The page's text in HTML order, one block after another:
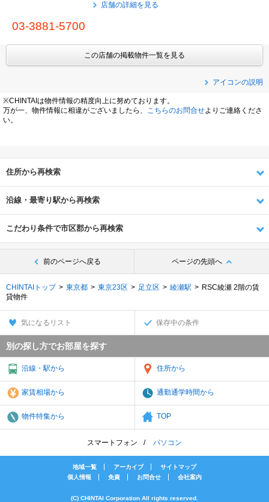
店舗の詳細を見る
03-3881-5700
この店舗の掲載物件一覧を見る
アイコンの説明
※CHINTAIは物件情報の精度向上に努めております。
万が一、物件情報に相違がございましたら、
こちらのお問合せよりご連絡くださ
い。
住所から再検索
沿線・最寄り駅から再検索
こだわり条件で市区郡から再検索
前のページへ戻る ページの先頭へ
CHINTAIトップ 東京都 東京23区 足立区 綾瀬駅
RSC綾瀬 2階の賃
貸物件
気になるリスト 保存中の条件
別の探し方でお部屋を探す
沿線・駅から 住所から
家賃相場から 通勤通学時間から
物件特集から TOP
スマートフォン パソコン
地域一覧 アーカイブ
サイトマップ
個人情報
免責 お問合せ 会社案内
(C) CHINTAI Corporation All rights reserved.